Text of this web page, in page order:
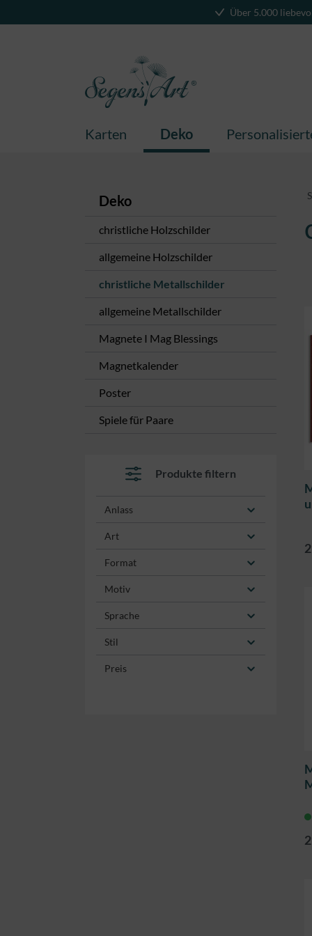
Über 5.000
Karten Deko
Deko
christliche Holzschilder
allgemeine Holzschilder
christliche Metallschilder
allgemeine Metallschilder
Magnete I Mag Blessings
Magnetkalender
Poster
Spiele für Paare
Produkte filtern
Anlass
Art
Format
Motiv
Sprache
Stil
Preis